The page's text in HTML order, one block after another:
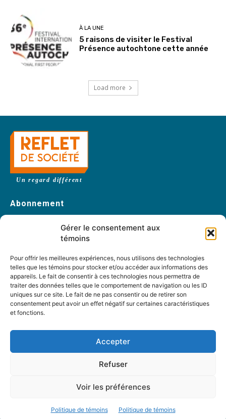
Gérer le consentement aux
témoins
Pour offrir les meilleures expériences, nous utilisons des technologies
telles que les témoins pour stocker et/ou accéder aux informations des
appareils. Le fait de consentir à ces technologies nous permettra de
traiter des données telles que le comportement de navigation ou les ID
uniques sur ce site. Le fait de ne pas consentir ou de retirer son
consentement peut avoir un effet négatif sur certaines caractéristiques
et fonctions.
Accepter
Refuser
Voir les préférences
Politique de témoins Politique de témoins
À LA UNE
5 raisons de visiter le Festival
Présence autochtone cette année
Load more
Un regard différent
Abonnement
Changement d’adresse
À propos
Accueil
Archives
PDF Magazines
À propos
Notre équipe